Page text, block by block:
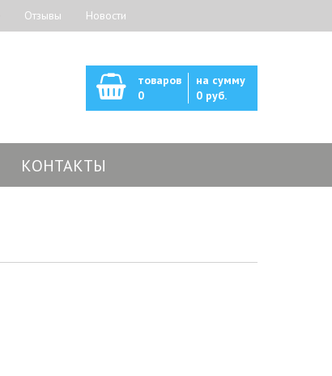
Отзывы Новости
товаров
0
на сумму
0 руб.
КОНТАКТЫ